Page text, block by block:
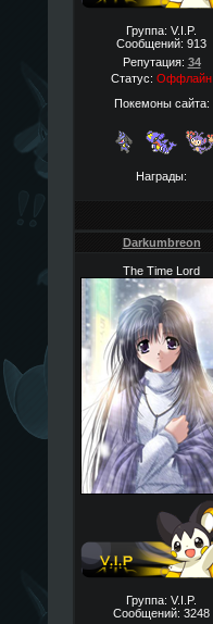
Группа: V.I.P.
Сообщений: 913
Репутация: 34
Статус: Оффлайн
Покемоны сайта:
Награды:
Darkumbreon
The Time Lord
Группа: V.I.P.
Сообщений: 3248